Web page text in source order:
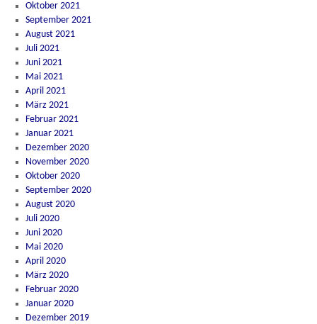
Oktober 2021
September 2021
August 2021
Juli 2021
Juni 2021
Mai 2021
April 2021
März 2021
Februar 2021
Januar 2021
Dezember 2020
November 2020
Oktober 2020
September 2020
August 2020
Juli 2020
Juni 2020
Mai 2020
April 2020
März 2020
Februar 2020
Januar 2020
Dezember 2019